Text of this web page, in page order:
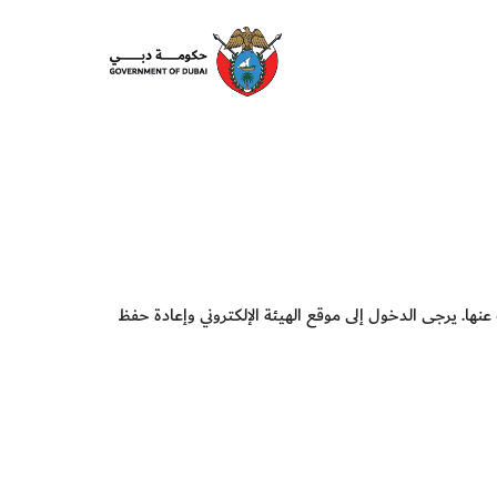
يرجى الدخول إلى موقع الهيئة الإلكتروني وإعادة حفظ